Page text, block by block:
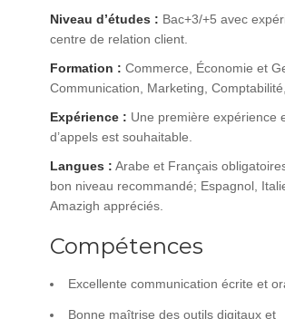
Niveau d’études : Bac+3/+5 avec
centre de relation client.
Formation : Commerce, Économie et
Communication, Marketing,
Expérience : Une première expérience
d’appels est souhaitable.
Langues : Arabe et Français
bon niveau recommandé; Espagnol,
Amazigh appréciés.
Compétences
Excellente communication écrite et
Bonne maîtrise des outils digitaux et